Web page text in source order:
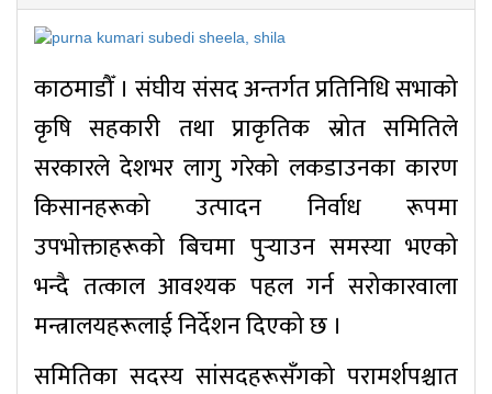
काठमाडौँ । संघीय संसद अन्तर्गत प्रतिनिधि सभाको
कृषि सहकारी तथा प्राकृतिक स्रोत समितिले
सरकारले देशभर लागु गरेको लकडाउनका कारण
किसानहरूको उत्पादन निर्वाध रूपमा
उपभोक्ताहरूको बिचमा पुर्‍याउन समस्या भएको
भन्दै तत्काल आवश्यक पहल गर्न सरोकारवाला
मन्त्रालयहरूलाई निर्देशन दिएको छ ।
समितिका सदस्य सांसदहरूसँगको परामर्शपश्चात